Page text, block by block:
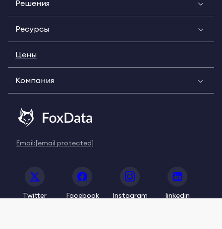
Решения
Ресурсы
Цены
Компания
Email:[email protected]
Twitter Facebook Instagram linkedin